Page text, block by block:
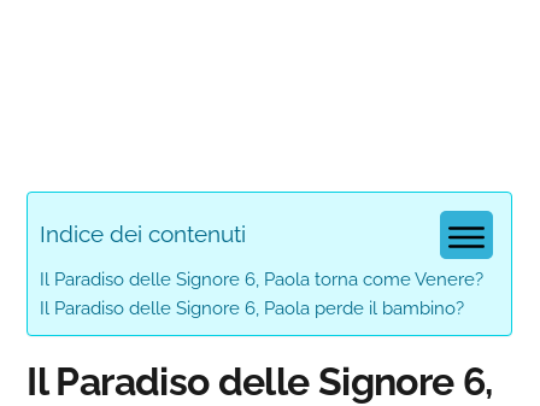
Indice dei contenuti
Il Paradiso delle Signore 6, Paola torna come Venere?
Il Paradiso delle Signore 6, Paola perde il bambino?
Il Paradiso delle Signore 6,